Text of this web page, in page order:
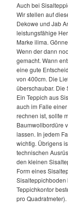
Auch bei
Wir stellen auf
Dekowe und Jab
leistungsfähige
Marke ilima.
Wenn der dann
gemacht. Wann
eine gute
von 400cm. Die
überschaubar. Die
Ein Teppich aus
auch im Falle
rechnen ist, sollte
Baumwollbordüre
lassen. In jedem
wichtig. Übrigens
technischen
den kleinen
Form eines
Sisalteppichboden
Teppichkontor
pro